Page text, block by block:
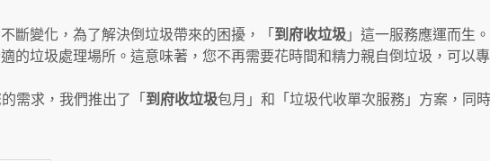
斷變化，為了解決倒垃圾帶來的困擾，「 到府收垃圾 」這一服務應運而生。
的垃圾處理場所。這意味著，您不再需要花時間和精力親自倒垃圾，可以
需求，我們推出了「 到府收垃圾包月」和「垃圾代收單次服務」方案，同